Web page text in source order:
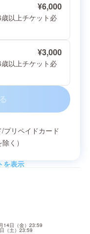
¥6,000
以上チケット必
¥3,000
以上チケット必
プリペイドカード
く）
を表示
14日（金）23:59
（土）23:59